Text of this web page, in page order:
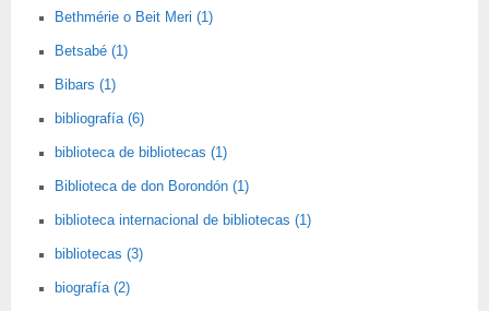
Bethmérie o Beit Meri (1)
Betsabé (1)
Bibars (1)
bibliografía (6)
biblioteca de bibliotecas (1)
Biblioteca de don Borondón (1)
biblioteca internacional de bibliotecas (1)
bibliotecas (3)
biografía (2)